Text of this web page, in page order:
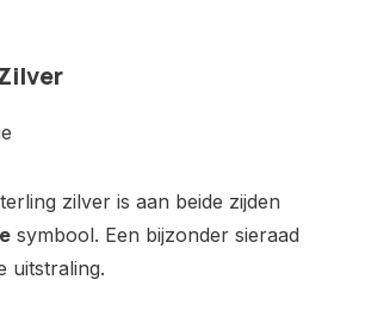
zilver is aan beide zijden
symbool. Een bijzonder sieraad
uitstraling.